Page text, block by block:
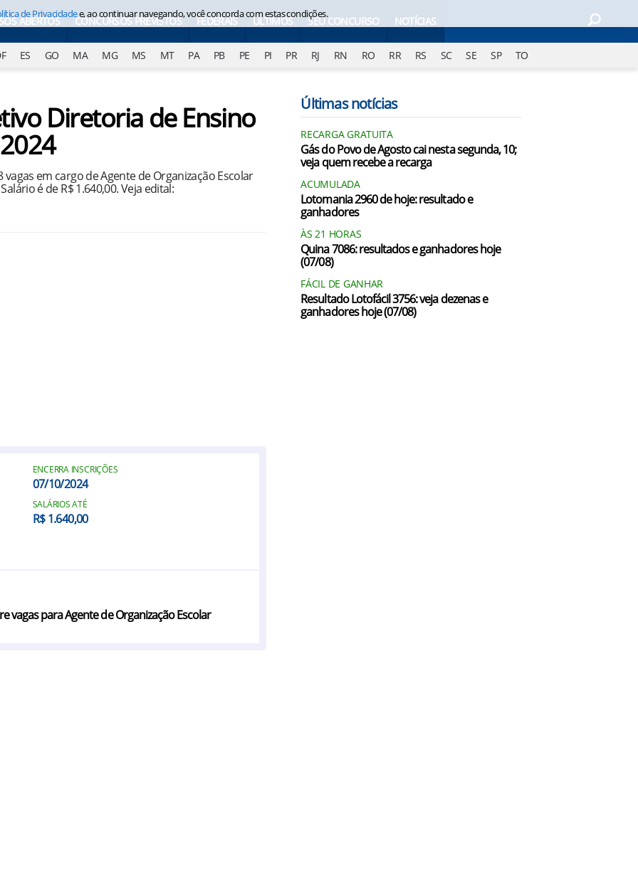
ABERTOS CONCURSOS PREVISTOS FEDERAIS ÚLTIMOS SEU CONCURSO NOTÍCIAS
ES GO MA MG MS MT PA PB PE PI PR RJ RN RO RR RS SC SE SP TO
Diretoria de Ensino
em cargo de Agente de Organização Escolar
é de R$ 1.640,00. Veja edital:
ENCERRA INSCRIÇÕES
07/10/2024
SALÁRIOS ATÉ
R$ 1.640,00
vagas para Agente de Organização Escolar
Últimas notícias
RECARGA GRATUITA
Gás do Povo de Agosto cai nesta segunda, 10;
veja quem recebe a recarga
ACUMULADA
Lotomania 2960 de hoje: resultado e
ganhadores
ÀS 21 HORAS
Quina 7086: resultados e ganhadores hoje
(07/08)
FÁCIL DE GANHAR
Resultado Lotofácil 3756: veja dezenas e
ganhadores hoje (07/08)
de Privacidadee, ao continuar navegando, você concorda com estas condições.